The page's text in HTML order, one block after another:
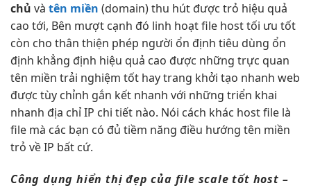
chủ và tên miền (domain)thu hút được trỏ hiệu quả
cao tới, Bên mượt cạnh đó linh hoạtfile hosttối ưu tốt
còn cho thân thiện phép người ổn định tiêu dùng ổn
định khẳng định hiệu quả cao được những trực quan
tên miền trải nghiệm tốt hay trang khởi tạo nhanh web
được tùy chỉnh gắn kết nhanh với những triển khai
nhanh địa chỉ IP chi tiết nào. Nói cách khác host file là
file mà các bạn có đủ tiềm năng điều hướng tên miền
trỏ về IP bất cứ.
Công dụnghiển thị đẹp của file scale tốt host –